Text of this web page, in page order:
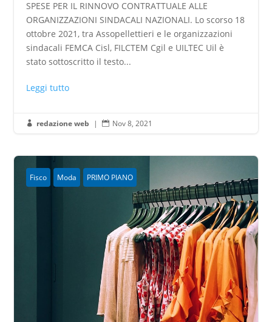
SPESE PER IL RINNOVO CONTRATTUALE ALLE
ORGANIZZAZIONI SINDACALI NAZIONALI. Lo scorso 18
ottobre 2021, tra Assopellettieri e le organizzazioni
sindacali FEMCA Cisl, FILCTEM Cgil e UILTEC Uil è
stato sottoscritto il testo...
Leggi tutto
 redazione web |  Nov 8, 2021
Fisco Moda PRIMO PIANO